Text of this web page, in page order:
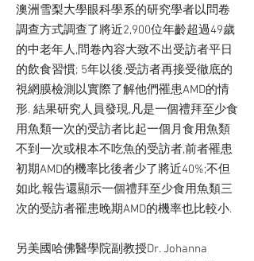
澳洲雪梨大學眼科學系的研究學者以問卷
調查方式調查了將近2,900位年齡超過49歲
的中老年人,問卷內容大致不出受訪者平日
的飲食習慣; 5年以後,受訪者再接受徹底的
視網膜檢測以實際了解他們罹患AMD的情
形. 結果研究人員發現,凡是一個禮拜至少食
用魚類一次的受訪者比起一個月食用魚類
不到一次或根本不吃魚的受訪者,前者罹患
初期AMD的機率比後者少了將近40%;不但
如此,報告還顯示一個禮拜至少食用魚類三
次的受訪者罹患晚期AMD的機率也比較小.
另美國哈佛醫學院副教授Dr. Johanna